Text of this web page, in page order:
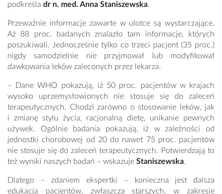
podkreśla dr n. med. Anna Staniszewska.
Przeważnie informacje zawarte w ulotce są wystarczające.
Aż 88 proc. badanych znalazło tam informacje, których
poszukiwali. Jednocześnie tylko co trzeci pacjent (35 proc.)
nigdy samodzielnie nie przyjmował lub modyfikował
dawkowania leków zaleconych przez lekarza.
– Dane WHO pokazują, iż 50 proc. pacjentów w krajach
wysoko uprzemysłowionych nie stosuje się do zaleceń
terapeutycznych. Chodzi zarówno o stosowanie leków, jak
i zmianę stylu życia, racjonalną dietę, unikanie pewnych
używek. Ogólnie badania pokazują, iż w zależności od
jednostki chorobowej od 20 do nawet 75 proc. pacjentów
nie stosuje się do zaleceń terapeutycznych. Potwierdzają to
też wyniki naszych badań – wskazuje Staniszewska.
Dlatego – zdaniem ekspertki – konieczna jest dalsza
edukacja pacjentów, zwłaszcza starszych, w zakresie